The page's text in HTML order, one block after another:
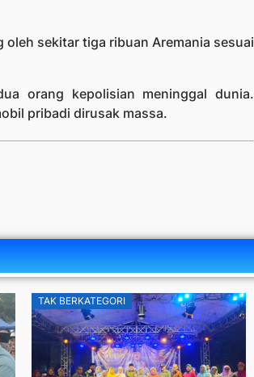
oleh sekitar tiga ribuan Aremania sesuai
orang kepolisian meninggal dunia.
pribadi dirusak massa.
TAK BERKATEGORI